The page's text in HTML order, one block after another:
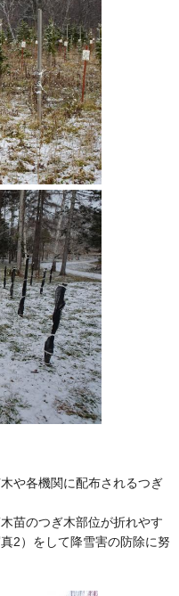
や各機関に配布されるつぎ
苗のつぎ木部位が折れやす
2）をして降雪害の防除に努